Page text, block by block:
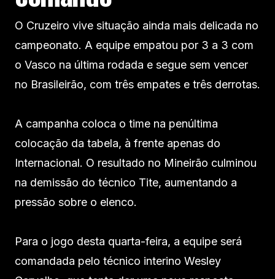
O Cruzeiro vive situação ainda mais delicada no
campeonato. A equipe empatou por 3 a 3 com
o Vasco na última rodada e segue sem vencer
no Brasileirão, com três empates e três derrotas.
A campanha coloca o time na penúltima
colocação da tabela, à frente apenas do
Internacional. O resultado no Mineirão culminou
na demissão do técnico Tite, aumentando a
pressão sobre o elenco.
Para o jogo desta quarta-feira, a equipe será
comandada pelo técnico interino Wesley